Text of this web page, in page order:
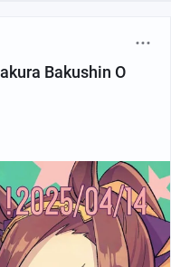
Bakushin O